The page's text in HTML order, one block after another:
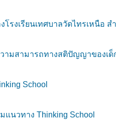
รงเรียนเทศบาลวัดไทรเหนือ
มสามารถทางสติปัญญาของเด็
School
นวทาง Thinking School